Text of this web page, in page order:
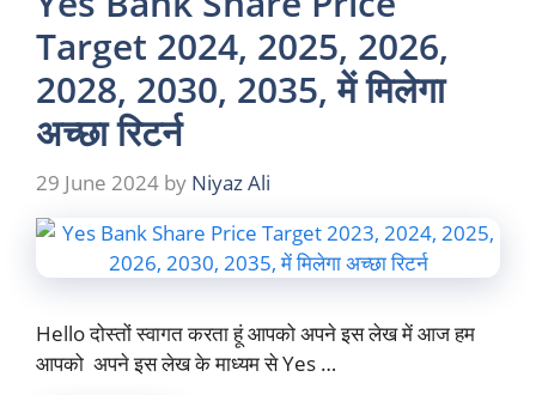
Target 2024, 2025, 2026,
2028, 2030, 2035, में मिलेगा
अच्छा रिटर्न
29 June 2024 by Niyaz Ali
Hello दोस्तों स्वागत करता हूं आपको अपने इस लेख में आज हम
आपको अपने इस लेख के माध्यम से Yes …